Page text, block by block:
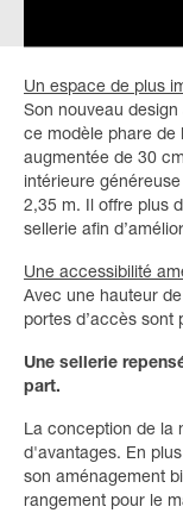
Un espace de plus
Son nouveau
ce modèle phare de
augmentée de 30
intérieure
2,35 m. Il offre plus
sellerie afin
Une accessibilité
Avec une hauteur
portes d’accès sont
Une sellerie
part.
La conception de la
d'avantages. En
son aménagement
rangement pour le